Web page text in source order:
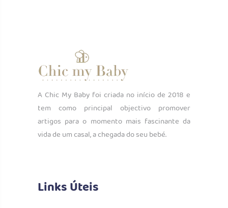
A Chic My Baby foi criada no início de 2018 e
tem como principal objectivo promover
artigos para o momento mais fascinante da
vida de um casal, a chegada do seu bebé.
Links Úteis